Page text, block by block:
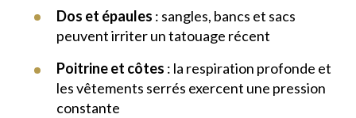
Dos et épaules : sangles, bancs et sacs
peuvent irriter un tatouage récent
Poitrine et côtes : la respiration profonde et
les vêtements serrés exercent une pression
constante